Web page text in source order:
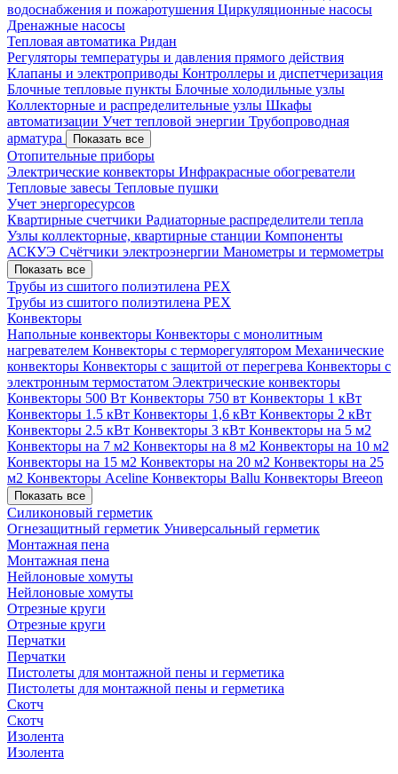
водоснабжения и пожаротушения Циркуляционные насосы
Дренажные насосы
Тепловая автоматика Ридан
Регуляторы температуры и давления прямого действия
Клапаны и электроприводы Контроллеры и диспетчеризация
Блочные тепловые пункты Блочные холодильные узлы
Коллекторные и распределительные узлы Шкафы
автоматизации Учет тепловой энергии Трубопроводная
арматура
Показать все
Отопительные приборы
Электрические конвекторы Инфракрасные обогреватели
Тепловые завесы Тепловые пушки
Учет энергоресурсов
Квартирные счетчики Радиаторные распределители тепла
Узлы коллекторные, квартирные станции Компоненты
АСКУЭ Счётчики электроэнергии Манометры и термометры
Показать все
Трубы из сшитого полиэтилена PEX
Трубы из сшитого полиэтилена PEX
Конвекторы
Напольные конвекторы Конвекторы с монолитным
нагревателем Конвекторы с терморегулятором Механические
конвекторы Конвекторы с защитой от перегрева Конвекторы с
электронным термостатом Электрические конвекторы
Конвекторы 500 Вт Конвекторы 750 вт Конвекторы 1 кВт
Конвекторы 1.5 кВт Конвекторы 1,6 кВт Конвекторы 2 кВт
Конвекторы 2.5 кВт Конвекторы 3 кВт Конвекторы на 5 м2
Конвекторы на 7 м2 Конвекторы на 8 м2 Конвекторы на 10 м2
Конвекторы на 15 м2 Конвекторы на 20 м2 Конвекторы на 25
м2 Конвекторы Aceline Конвекторы Ballu Конвекторы Breeon
Показать все
Силиконовый герметик
Огнезащитный герметик Универсальный герметик
Монтажная пена
Монтажная пена
Нейлоновые хомуты
Нейлоновые хомуты
Отрезные круги
Отрезные круги
Перчатки
Перчатки
Пистолеты для монтажной пены и герметика
Пистолеты для монтажной пены и герметика
Скотч
Скотч
Изолента
Изолента